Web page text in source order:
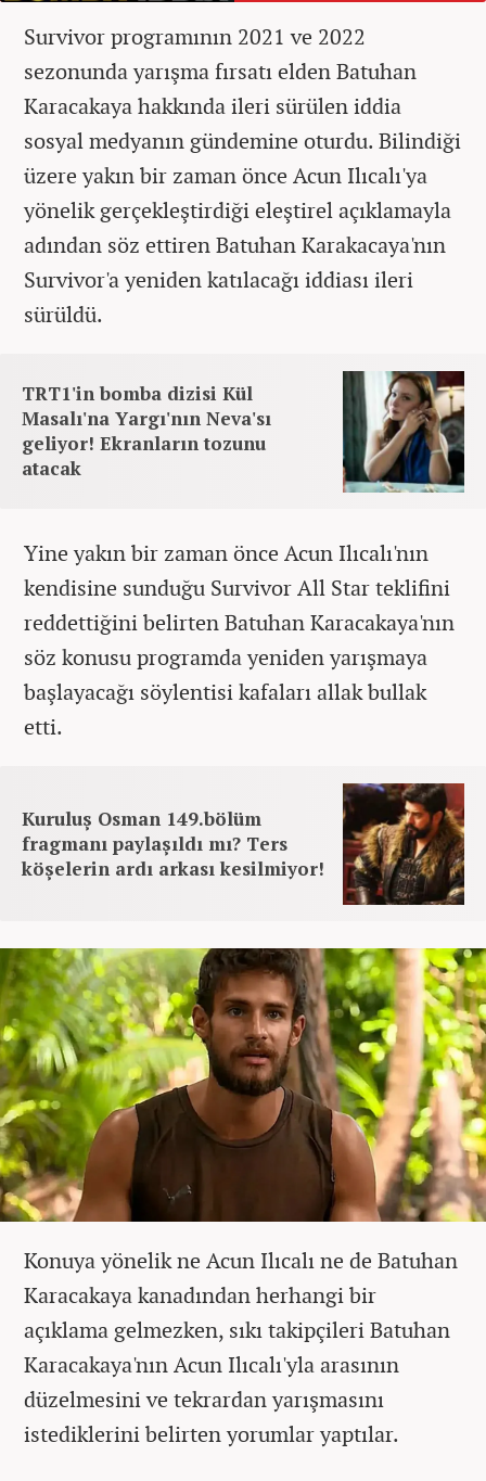
Survivor programının 2021 ve 2022
sezonunda yarışma fırsatı elden Batuhan
Karacakaya hakkında ileri sürülen iddia
sosyal medyanın gündemine oturdu. Bilindiği
üzere yakın bir zaman önce Acun Ilıcalı'ya
yönelik gerçekleştirdiği eleştirel açıklamayla
adından söz ettiren Batuhan Karakacaya'nın
Survivor'a yeniden katılacağı iddiası ileri
sürüldü.
TRT1'in bomba dizisi Kül
Masalı'na Yargı'nın Neva'sı
geliyor! Ekranların tozunu
atacak
Yine yakın bir zaman önce Acun Ilıcalı'nın
kendisine sunduğu Survivor All Star teklifini
reddettiğini belirten Batuhan Karacakaya'nın
söz konusu programda yeniden yarışmaya
başlayacağı söylentisi kafaları allak bullak
etti.
Kuruluş Osman 149.bölüm
fragmanı paylaşıldı mı? Ters
köşelerin ardı arkası kesilmiyor!
Konuya yönelik ne Acun Ilıcalı ne de Batuhan
Karacakaya kanadından herhangi bir
açıklama gelmezken, sıkı takipçileri Batuhan
Karacakaya'nın Acun Ilıcalı'yla arasının
düzelmesini ve tekrardan yarışmasını
istediklerini belirten yorumlar yaptılar.